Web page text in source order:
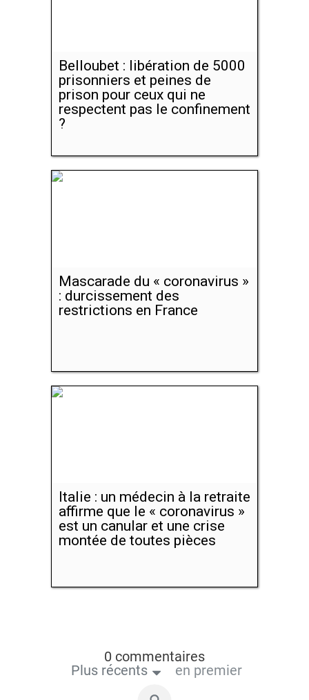
Belloubet : libération de 5000
prisonniers et peines de
prison pour ceux qui ne
respectent pas le confinement
?
Mascarade du « coronavirus »
: durcissement des
restrictions en France
Italie : un médecin à la retraite
affirme que le « coronavirus »
est un canular et une crise
montée de toutes pièces
0 commentaires
Plus récents
en premier